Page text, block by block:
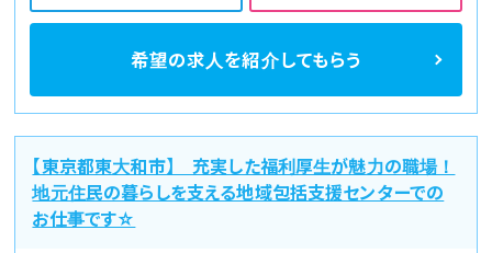
希望の求人を紹介してもらう
【東京都東大和市】 充実した福利厚生が魅力の職場！
地元住民の暮らしを支える地域包括支援センターでの
お仕事です☆